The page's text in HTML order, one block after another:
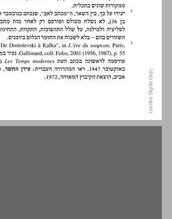
ב. במחוזה של הספרות ... 15